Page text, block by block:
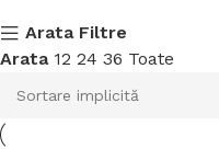
Arata Filtre
Arata 12 24 36 Toate